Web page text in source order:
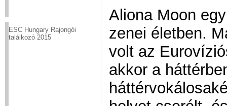
ESC Hungary Rajongói
találkozó 2015
Aliona Moon
zenei életben.
volt az
akkor a